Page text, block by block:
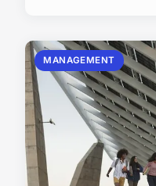
MANAGEMENT